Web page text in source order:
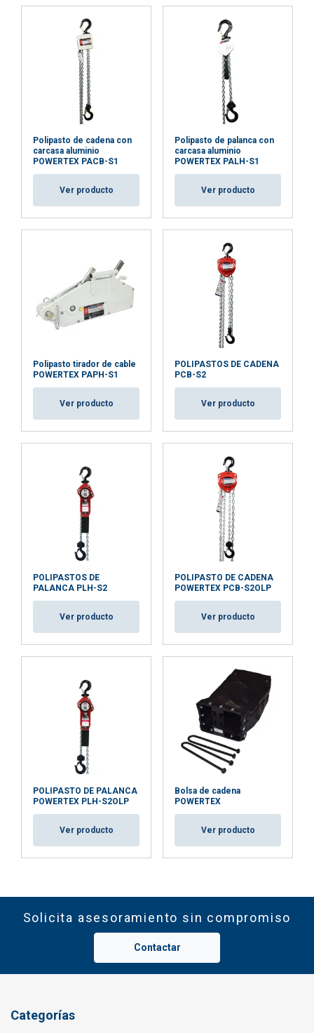
Aviso:
Polipasto de cadena con
carcasa aluminio
POWERTEX PACB-S1
Ver producto
Polipasto de palanca con
carcasa aluminio
POWERTEX PALH-S1
Ver producto
Polipasto tirador de cable
POWERTEX PAPH-S1
Ver producto
POLIPASTOS DE CADENA
PCB-S2
Ver producto
POLIPASTOS DE
PALANCA PLH-S2
Ver producto
POLIPASTO DE CADENA
POWERTEX PCB-S2OLP
Ver producto
POLIPASTO DE PALANCA
POWERTEX PLH-S2OLP
Ver producto
Bolsa de cadena
POWERTEX
Ver producto
Solicita asesoramiento sin compromiso
Contactar
Categorías
funcionalidad
clasificadas
MOSTRAR DETALLES